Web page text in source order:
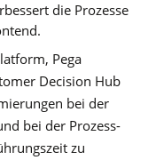
die Prozesse
Pega
Decision Hub
bei der
bei der Prozess-
zu